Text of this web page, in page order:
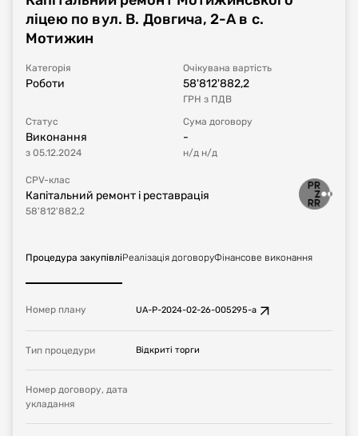
ліцею по вул. В. Довгича, 2-А в с.
Мотижин
Категорія
Роботи
Очікувана вартість
58'812'882,2
ГРН з ПДВ
Статус
Виконання
з 05.12.2024
Сума договору
-
н/д н/д
CPV-клас
Капітальний ремонт і реставрація
58'812'882,2
Процедура закупівліРеалізація договоруФінансове виконання
Номер плану UA-P-2024-02-26-005295-a
Тип процедури Відкриті торги
Номер договору, дата
укладання